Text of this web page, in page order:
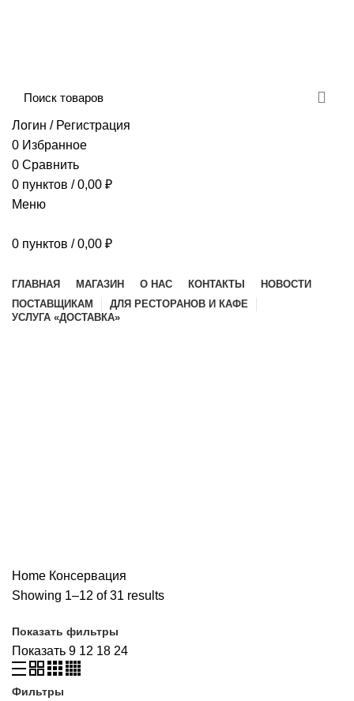
Логин / Регистрация
0 Избранное
0 Сравнить
0 пунктов / 0,00 ₽
Меню
0 пунктов / 0,00 ₽
ГЛАВНАЯ МАГАЗИН О НАС КОНТАКТЫ
НОВОСТИ
ПОСТАВЩИКАМ
ДЛЯ РЕСТОРАНОВ И КАФЕ
УСЛУГА «ДОСТАВКА»
Home Консервация
Showing 1–12 of 31 results
Показать фильтры
Показать 9 12 18 24
Фильтры